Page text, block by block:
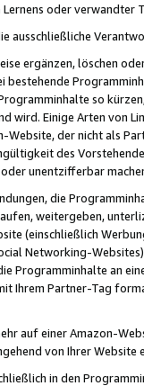
oder
ausschließliche
ergänzen, löschen
so
wird. Einige Arten von
der nicht als
des
unentzifferbar
die
weitergeben,
(einschließlich
Networking-
Programminhalte an
Ihrem Partner-Tag
auf einer Amazon-
von Ihrer
in den